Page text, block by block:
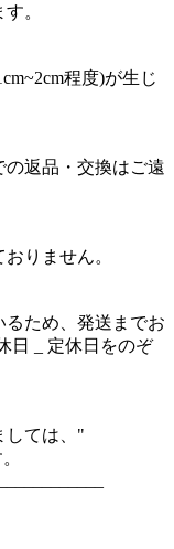
。
程度)が生じ
返品・交換はご遠
りません。
ため、発送までお
日 _ 定休日をのぞ
しては、"